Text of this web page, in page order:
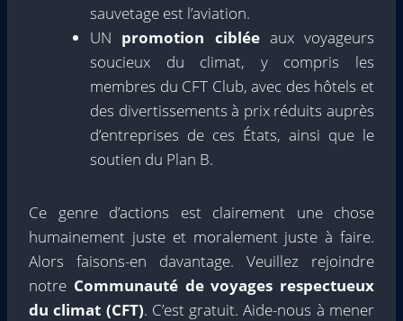
sauvetage est l’aviation.
UN promotion cibléeaux voyageurs
soucieux du climat, y compris les
membres du CFT Club, avec des hôtels et
des divertissements à prix réduits auprès
d’entreprises de ces États, ainsi que le
soutien du Plan B.
Ce genre d’actions est clairement une chose
humainement juste et moralement juste à faire.
Alors faisons-en davantage. Veuillez rejoindre
notre Communauté de voyages respectueux
du climat (CFT). C’est gratuit. Aide-nous à mener